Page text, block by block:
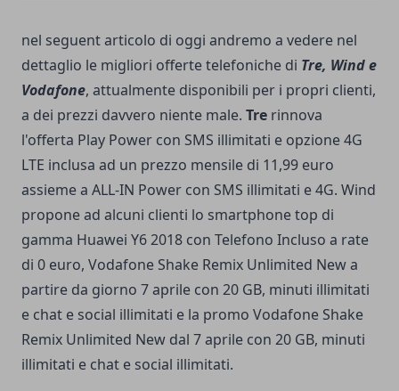
nel seguent articolo di oggi andremo a vedere nel
dettaglio le migliori offerte telefoniche di Tre, Wind e
Vodafone, attualmente disponibili per i propri clienti,
a dei prezzi davvero niente male. Tre rinnova
l'offerta Play Power con SMS illimitati e opzione 4G
LTE inclusa ad un prezzo mensile di 11,99 euro
assieme a ALL-IN Power con SMS illimitati e 4G. Wind
propone ad alcuni clienti lo smartphone top di
gamma Huawei Y6 2018 con Telefono Incluso a rate
di 0 euro, Vodafone Shake Remix Unlimited New a
partire da giorno 7 aprile con 20 GB, minuti illimitati
e chat e social illimitati e la promo Vodafone Shake
Remix Unlimited New dal 7 aprile con 20 GB, minuti
illimitati e chat e social illimitati.